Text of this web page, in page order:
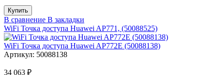
В сравнение В закладки
WiFi Точка доступа Huawei AP771, (50088525)
WiFi Точка доступа Huawei AP772E (50088138)
Артикул: 50088138
34 063 ₽